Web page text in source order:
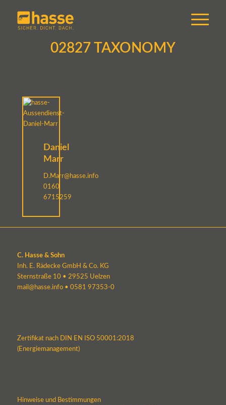
02827 TAXONOMY
Daniel
Marr
D.Marr@hasse.info
0160
6715259
C. Hasse & Sohn
Inh. E. Rädecke GmbH & Co. KG
Sternstraße 10 • 29525 Uelzen
mail@hasse.info• 0581 97353-0
Zertifikat nach DIN EN ISO 50001:2018
(Energiemanagement)
Hinweise und Bestimmungen